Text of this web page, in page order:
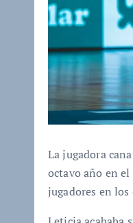
La jugadora
octavo año en
jugadores en